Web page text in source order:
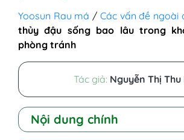
Yoosun Rau má / Các vấn đề ngoài
thủy đậu sống bao lâu trong
phòng tránh
Tác giả: Nguyễn Thị Thu
Nội dung chính